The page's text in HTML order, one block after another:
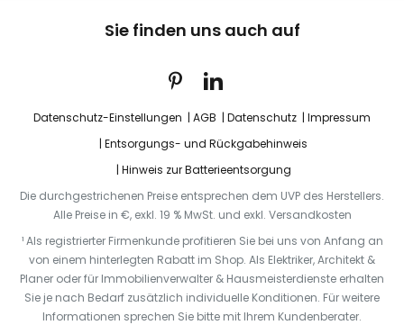
Sie finden uns auch auf
Datenschutz-Einstellungen AGB Datenschutz
Impressum
Entsorgungs- und Rückgabehinweis
Hinweis zur Batterieentsorgung
Die durchgestrichenen Preise entsprechen dem UVP des Herstellers.
Alle Preise in €, exkl. 19 % MwSt. und exkl. Versandkosten
¹ Als registrierter Firmenkunde profitieren Sie bei uns von Anfang an
von einem hinterlegten Rabatt im Shop. Als Elektriker, Architekt &
Planer oder für Immobilienverwalter & Hausmeisterdienste erhalten
Sie je nach Bedarf zusätzlich individuelle Konditionen. Für weitere
Informationen sprechen Sie bitte mit Ihrem Kundenberater.